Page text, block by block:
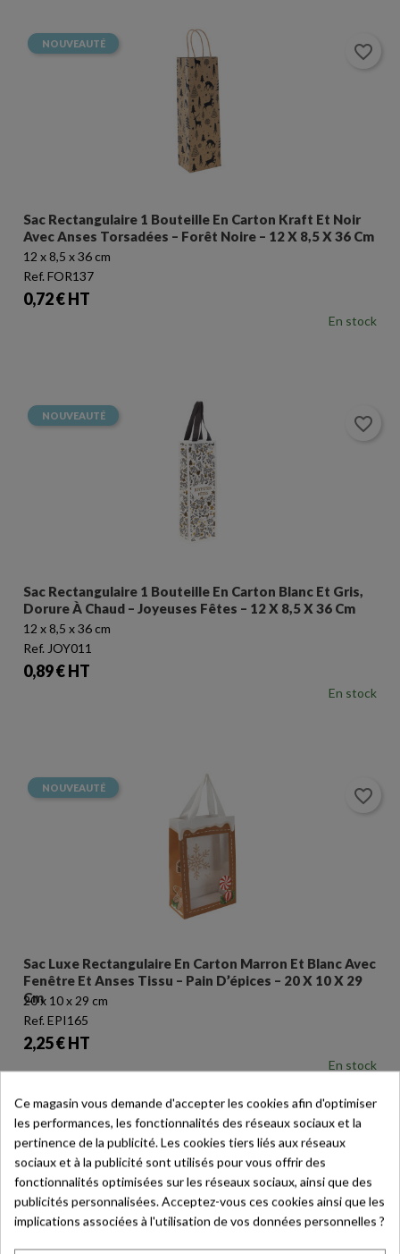
Sac Rectangulaire 1 Bouteille En Carton Kraft Et Noir
Avec Anses Torsadées – Forêt Noire – 12 X 8,5 X 36 Cm
12 x 8,5 x 36 cm
Ref. FOR137
Prix
0,72 € HT
En stock
NOUVEAUTÉ favorite_border
Sac Rectangulaire 1 Bouteille En Carton Blanc Et Gris,
Dorure À Chaud – Joyeuses Fêtes – 12 X 8,5 X 36 Cm
12 x 8,5 x 36 cm
Ref. JOY011
Prix
0,89 € HT
En stock
NOUVEAUTÉ favorite_border
Sac Luxe Rectangulaire En Carton Marron Et Blanc Avec
Fenêtre Et Anses Tissu – Pain D’épices – 20 X 10 X 29
Cm
20 x 10 x 29 cm
Ref. EPI165
Prix
2,25 € HT
En stock
NOUVEAUTÉ favorite_border
NOUVEAUTÉ
Ce magasin vous demande d'accepter les cookies afin d'optimiser
les performances, les fonctionnalités des réseaux sociaux et la
pertinence de la publicité. Les cookies tiers liés aux réseaux
sociaux et à la publicité sont utilisés pour vous offrir des
fonctionnalités optimisées sur les réseaux sociaux, ainsi que des
publicités personnalisées. Acceptez-vous ces cookies ainsi que les
implications associées à l'utilisation de vos données personnelles ?